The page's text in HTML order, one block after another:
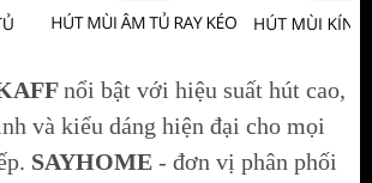
nổi bật với hiệu suất hút cao,
và kiểu dáng hiện đại cho mọi
SAYHOME - đơn vị phân phối